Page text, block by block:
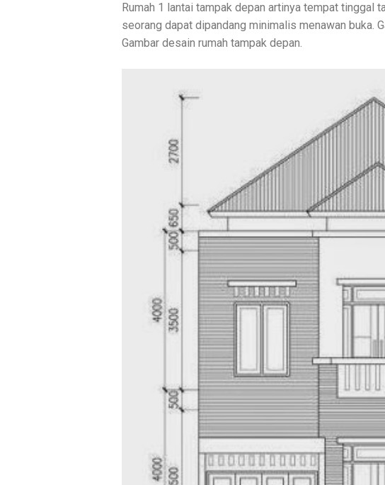
Rumah 1 lantai tampak depan artinya tempat tinggal
seorang dapat dipandang minimalis menawan buka.
Gambar desain rumah tampak depan.